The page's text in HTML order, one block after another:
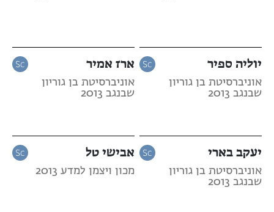
יוליה ספיר
אוניברסיטת בן גוריון
שבנגב 2013
ארז אמיר
אוניברסיטת בן גוריון
שבנגב 2013
יעקב בארי
אוניברסיטת בן גוריון
שבנגב 2013
אבישי טל
מכון ויצמן למדע 2013